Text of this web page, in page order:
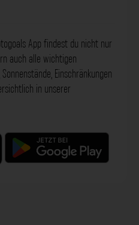
App findest du nicht nur
auch alle wichtigen
Einschränkungen
in unserer